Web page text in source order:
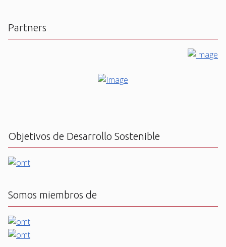
Partners
Objetivos de Desarrollo Sostenible
Somos miembros de